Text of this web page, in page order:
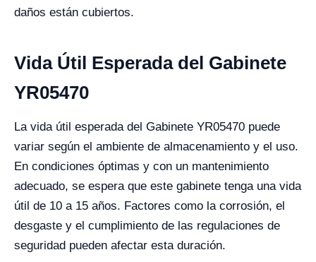
daños están cubiertos.
Vida Útil Esperada del Gabinete
YR05470
La vida útil esperada del Gabinete YR05470 puede
variar según el ambiente de almacenamiento y el uso.
En condiciones óptimas y con un mantenimiento
adecuado, se espera que este gabinete tenga una vida
útil de 10 a 15 años. Factores como la corrosión, el
desgaste y el cumplimiento de las regulaciones de
seguridad pueden afectar esta duración.